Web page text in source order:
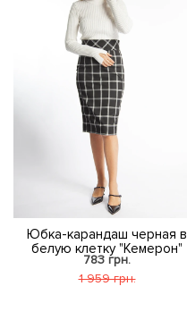
Юбка-карандаш черная в
белую клетку "Кемерон"
783 грн.
1 959 грн.